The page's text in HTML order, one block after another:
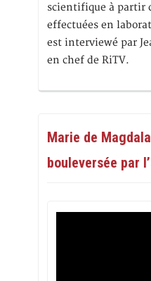
scientifique à partir
effectuées en
est interviewé par
en chef de RiTV.
Marie de
bouleversée par